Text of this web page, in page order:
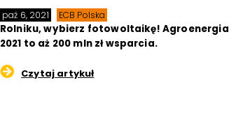
paź 6, 2021 ECB Polska
Rolniku, wybierz fotowoltaikę! Agroenergia
2021 to aż 200 mln zł wsparcia.
Czytaj artykuł